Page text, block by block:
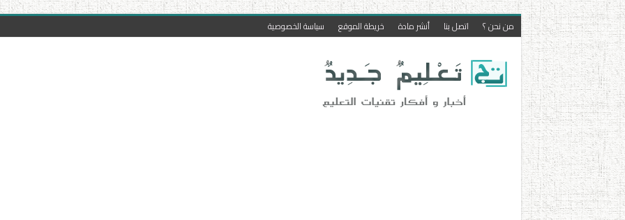
من نحن ؟ اتصل بنا أنشر مادة خريطة الموقع سياسة الخصوصية